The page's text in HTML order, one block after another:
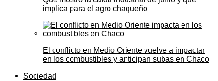
implica para el agro chaqueño
El conflicto en Medio Oriente vuelve a impactar
en los combustibles y anticipan subas en Chaco
Sociedad